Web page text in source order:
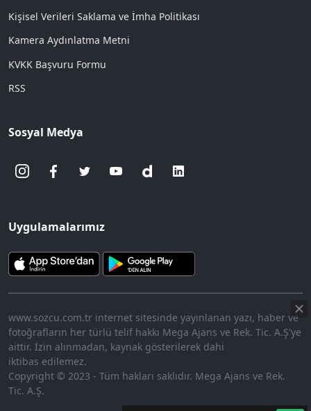
Aç
10.45%
Kişisel Verileri Saklama ve İmha Politikası
Kamera Aydınlatma Metni
KVKK Başvuru Formu
RSS
Sosyal Medya
Uygulamalarımız
www.sozcu.com.tr internet sitesinde yayınlanan yazı, haber ve
fotoğrafların her türlü telif hakkı Mega Ajans ve Rek. Tic. A.Ş'ye
aittir. İzin alınmadan, kaynak gösterilerek dahi
iktibas edilemez.
Copyright © 2023 - Tüm hakları saklıdır. Mega Ajans ve Rek.
Tic. A.Ş.